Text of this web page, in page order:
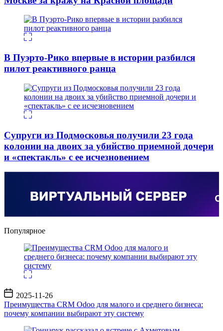
В Пуэрто-Рико впервые в истории разбился
пилот реактивного ранца
Супруги из Подмосковья получили 23 года
колонии на двоих за убийство приемной дочери
и «спектакль» с ее исчезновением
Популярное
Дата
записи
2025-11-26
Преимущества CRM Odoo для малого и среднего бизнеса:
почему компании выбирают эту систему